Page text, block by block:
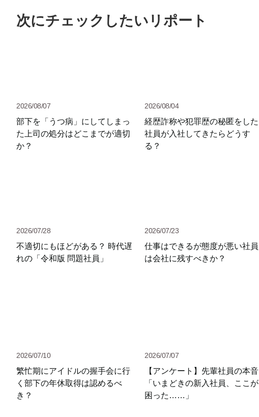
次にチェックしたいリポート
2026/08/07
部下を「うつ病」にしてしまっ
た上司の処分はどこまでが適切
か？
2026/08/04
経歴詐称や犯罪歴の秘匿をした
社員が入社してきたらどうす
る？
2026/07/28
不適切にもほどがある？ 時代遅
れの「令和版 問題社員」
2026/07/23
仕事はできるが態度が悪い社員
は会社に残すべきか？
2026/07/10
繁忙期にアイドルの握手会に行
く部下の年休取得は認めるべ
き？
2026/07/07
【アンケート】先輩社員の本音
「いまどきの新入社員、ここが
困った……」